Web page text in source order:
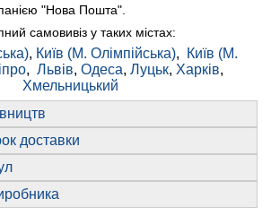
"Нова Пошта".
самовивіз у таких містах:
, Київ (М. Олімпійська),
Київ (М.
, Львів, Одеса, Луцьк, Харків,
Хмельницький
доставки